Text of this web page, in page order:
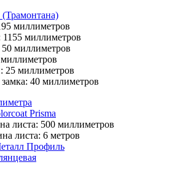
(Трамонтана)
миллиметров
1155 миллиметров
50 миллиметров
25 миллиметров
40 миллиметров
Prisma
листа: 500 миллиметров
листа: 6 метров
Профиль